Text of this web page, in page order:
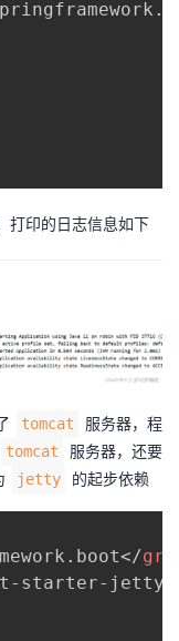
打印的日志信息如下
tomcat
服务器，程
tomcat
服务器，还要
jetty 的起步依赖
</
starter-jetty